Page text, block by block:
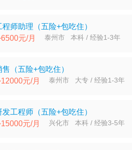
师助理（五险+包吃住）
元/月 泰州市 本科 / 经验1-3年
（五险+包吃住）
元/月 泰州市 大专 / 经验1-3年
工程师（五险+包吃住）
元/月 兴化市 本科 / 经验3-5年